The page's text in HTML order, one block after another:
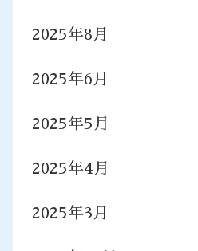
2025年8月
2025年6月
2025年5月
2025年4月
2025年3月